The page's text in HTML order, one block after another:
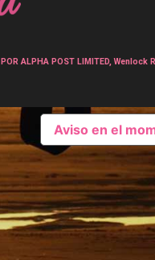
POR ALPHA POST LIMITED,
Aviso en el